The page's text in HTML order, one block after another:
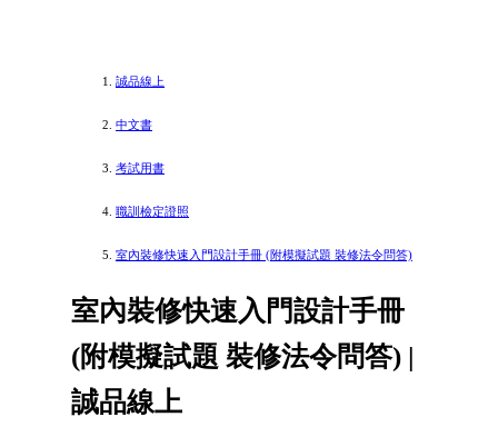
誠品線上
中文書
考試用書
職訓檢定證照
室內裝修快速入門設計手冊 (附模擬試題 裝修法令問答)
室內裝修快速入門設計手冊
(附模擬試題 裝修法令問答) |
誠品線上